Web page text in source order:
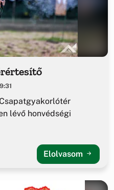
lévő honvédségi
Elolvasom